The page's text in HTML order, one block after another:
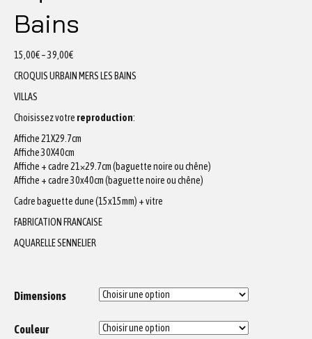
Bains
15,00€–39,00€
CROQUIS URBAIN MERS LES BAINS
VILLAS
Choisissez votre reproduction:
Affiche 21X29.7cm
Affiche 30X40cm
Affiche + cadre 21×29.7cm (baguette noire ou chêne)
Affiche + cadre 30x40cm (baguette noire ou chêne)
Cadre baguette dune (15x15mm) + vitre
FABRICATION FRANCAISE
AQUARELLE SENNELIER
Dimensions
Couleur